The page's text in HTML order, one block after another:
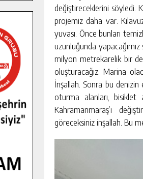
değiştireceklerini söyledi.
projemiz daha var.
yuvası. Önce bunları
uzunluğunda
milyon metrekarelik bir
oluşturacağız. Marina
İnşallah. Sonra bu denizin
oturma alanları, bisiklet
Kahramanmaraş’ı
göreceksiniz inşallah. Bu